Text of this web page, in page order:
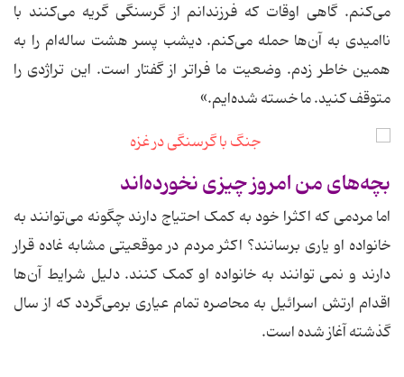
می‌کنم.‌ گاهی اوقات که فرزندانم از گرسنگی گریه می‌کنند با
ناامیدی به آن‌ها حمله می‌کنم. دیشب پسر هشت ساله‌ام را به
همین خاطر زدم. وضعیت ما فراتر از گفتار است. این تراژدی را
متوقف کنید. ما خسته شده‌ایم.»
بچه‌های من امروز چیزی نخورده‌اند
اما مردمی که اکثرا خود به کمک احتیاج دارند چگونه می‌توانند به
خانواده او یاری برسانند؟ اکثر مردم در موقعیتی مشابه غاده قرار
دارند و نمی توانند به خانواده او کمک کنند. دلیل شرایط آن‌ها
اقدام ارتش اسرائیل به محاصره تمام عیاری برمی‌گردد که از سال
گذشته آغاز شده است.